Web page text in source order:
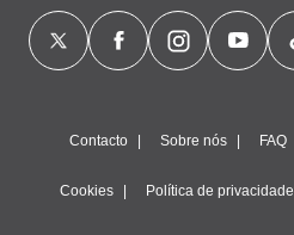
Contacto Sobre nós FAQ
Cookies Política de privacidade